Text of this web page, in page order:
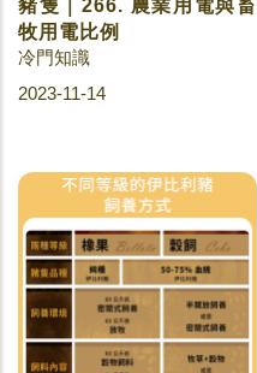
豬隻｜266. 農業用電與畜
牧用電比例
冷門知識
2023-11-14